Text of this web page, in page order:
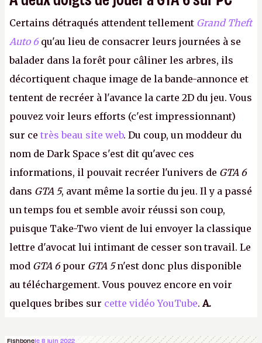
Certains détraqués attendent tellement Grand Theft
Auto 6 qu'au lieu de consacrer leurs journées à se
balader dans la forêt pour câliner les arbres, ils
décortiquent chaque image de la bande-annonce et
tentent de recréer à l'avance la carte 2D du jeu. Vous
pouvez voir leurs efforts (c'est impressionnant)
sur ce très beau site web. Du coup, un moddeur du
nom de Dark Space s'est dit qu'avec ces
informations, il pouvait recréer l'univers de GTA 6
dans GTA 5, avant même la sortie du jeu. Il y a passé
un temps fou et semble avoir réussi son coup,
puisque Take-Two vient de lui envoyer la classique
lettre d'avocat lui intimant de cesser son travail. Le
mod GTA 6pour GTA 5n'est donc plus disponible
au téléchargement. Vous pouvez encore en voir
quelques bribes sur cette vidéo YouTube.A.
Fishbonele 8 juin 2022